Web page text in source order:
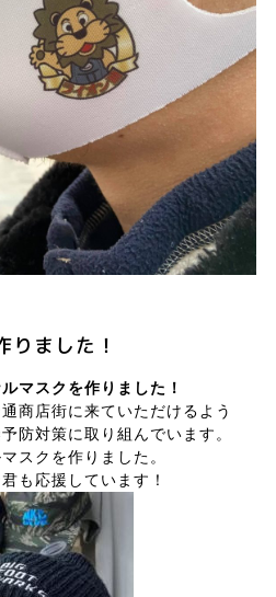
りました！
マスクを作りました！
商店街に来ていただけるよう
防対策に取り組んでいます。
スクを作りました。
も応援しています！